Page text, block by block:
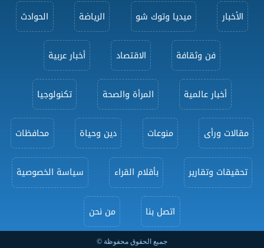
الأخبار ميديا وتوك شو الرياضة الحوادث
فن وثقافة الاقتصاد أخبار عربية
أخبار عالمية المرأة والصحة تكنولوجيا
مقالات ورأى منوعات دين وحياة محافظات
تحقيقات وتقارير بأقلام القراء سياسة الخصوصية
اتصل بنا من نحن
جميع الحقوق محفوظة ©